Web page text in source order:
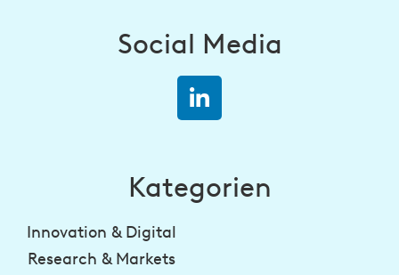
Social Media
Kategorien
Innovation & Digital
Research & Markets